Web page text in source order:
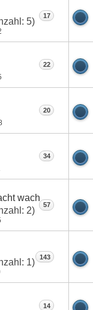
17
22
20
34
wach
57
143
14